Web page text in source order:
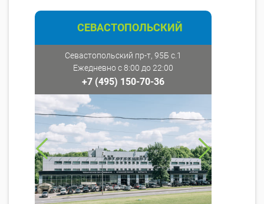
СЕВАСТОПОЛЬСКИЙ
Севастопольский пр-т, 95Б с.1
Ежедневно с 8:00 до 22:00
+7 (495) 150-70-36